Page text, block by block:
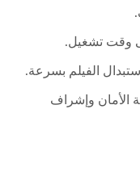
وقت تشغيل.
الفيلم بسرعة.
الأمان وإشراف